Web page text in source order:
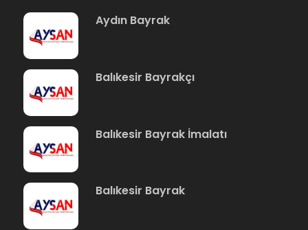
Aydın Bayrak
Balıkesir Bayrakçı
Balıkesir Bayrak İmalatı
Balıkesir Bayrak